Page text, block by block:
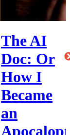
The AI
Doc: Or
How I
Became
an